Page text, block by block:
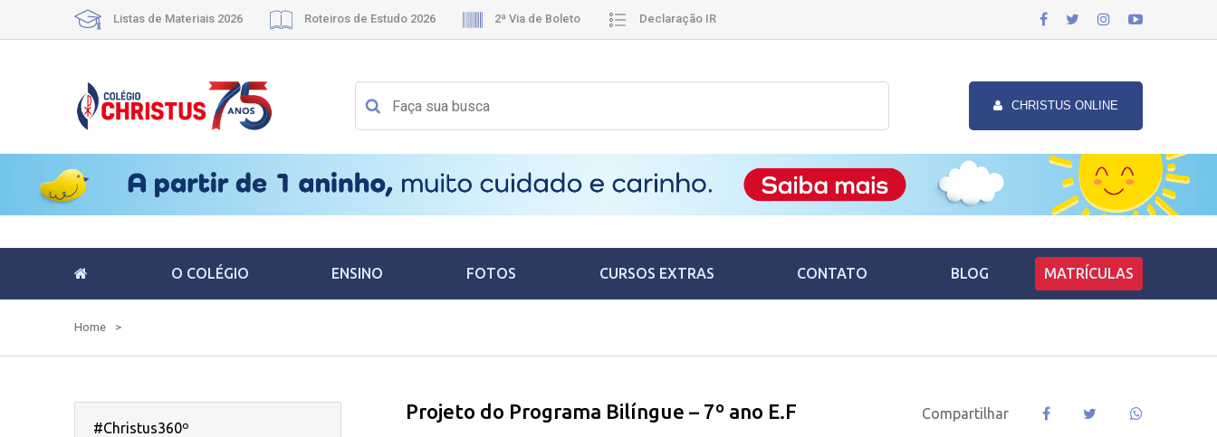
Listas de Materiais 2026 Roteiros de Estudo 2026 2ª Via de Boleto Declaração IR
CHRISTUS ONLINE
O COLÉGIO ENSINO FOTOS CURSOS EXTRAS CONTATO BLOG MATRÍCULAS
Home >
#Christus360º
Projeto do Programa Bilíngue – 7º ano E.F Compartilhar